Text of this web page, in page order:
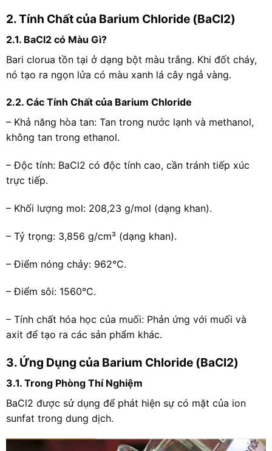
2. Tính Chất của Barium Chloride (BaCl2)
2.1. BaCl2 có Màu Gì?
Bari clorua tồn tại ở dạng bột màu trắng. Khi đốt cháy,
nó tạo ra ngọn lửa có màu xanh lá cây ngả vàng.
2.2. Các Tính Chất của Barium Chloride
– Khả năng hòa tan: Tan trong nước lạnh và methanol,
không tan trong ethanol.
– Độc tính: BaCl2 có độc tính cao, cần tránh tiếp xúc
trực tiếp.
– Khối lượng mol: 208,23 g/mol (dạng khan).
– Tỷ trọng: 3,856 g/cm³ (dạng khan).
– Điểm nóng chảy: 962°C.
– Điểm sôi: 1560°C.
– Tính chất hóa học của muối: Phản ứng với muối và
axit để tạo ra các sản phẩm khác.
3. Ứng Dụng của Barium Chloride (BaCl2)
3.1. Trong Phòng Thí Nghiệm
BaCl2 được sử dụng để phát hiện sự có mặt của ion
sunfat trong dung dịch.